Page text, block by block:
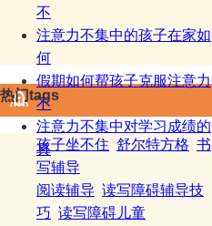
不
注意力不集中的孩子在家如
何
假期如何帮孩子克服注意力
不
注意力不集中对学习成绩的
真
热门tags
孩子坐不住 舒尔特方格 书
写辅导
阅读辅导 读写障碍辅导技
巧 读写障碍儿童